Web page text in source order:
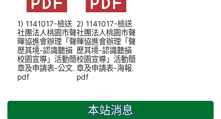
1) 1141017-檢送
社團法人桃園市聲
暉協進會辦理「聲
歷其境-認識聽損
校園宣導」活動簡
章及申請表-公文.
pdf
2) 1141017-檢送
社團法人桃園市聲
暉協進會辦理「聲
歷其境-認識聽損
校園宣導」活動簡
章及申請表-海報.
pdf
本站消息